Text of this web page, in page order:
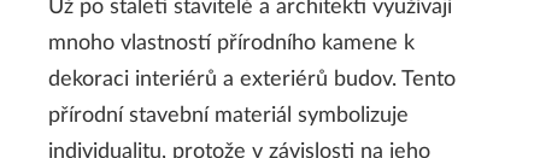
Už po staletí stavitelé a architekti využívají
mnoho vlastností přírodního kamene k
dekoraci interiérů a exteriérů budov. Tento
přírodní stavební materiál symbolizuje
individualitu, protože v závislosti na jeho